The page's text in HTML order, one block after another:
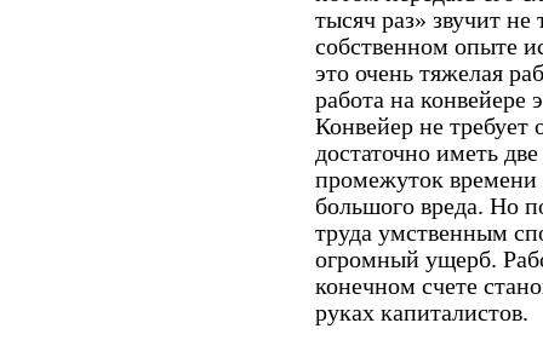
тысяч раз» звучит
собственном опыте
это очень тяжелая
работа на конвейере
Конвейер не требует
достаточно иметь
промежуток времени
большого вреда. Но
труда умственным
огромный ущерб.
конечном счете
руках капиталистов.